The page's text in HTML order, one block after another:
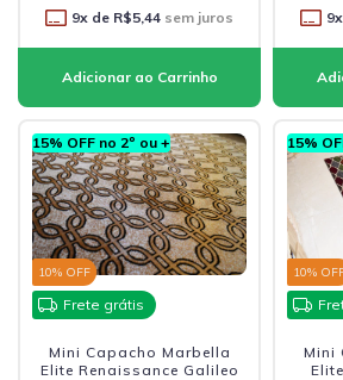
9x de R$5,44 sem juros 9
15% OFF no 2º ou +
10% OFF
Frete grátis
Mini Capacho Marbella
Elite Renaissance Galileo
15%
10%
Mini